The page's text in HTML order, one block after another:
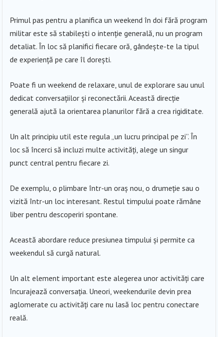
Primul pas pentru a planifica un weekend în doi fără program
militar este să stabilești o intenție generală, nu un program
detaliat. În loc să planifici fiecare oră, gândește-te la tipul
de experiență pe care îl dorești.
Poate fi un weekend de relaxare, unul de explorare sau unul
dedicat conversațiilor și reconectării. Această direcție
generală ajută la orientarea planurilor fără a crea rigiditate.
Un alt principiu util este regula „un lucru principal pe zi”. În
loc să încerci să incluzi multe activități, alege un singur
punct central pentru fiecare zi.
De exemplu, o plimbare într-un oraș nou, o drumeție sau o
vizită într-un loc interesant. Restul timpului poate rămâne
liber pentru descoperiri spontane.
Această abordare reduce presiunea timpului și permite ca
weekendul să curgă natural.
Un alt element important este alegerea unor activități care
încurajează conversația. Uneori, weekendurile devin prea
aglomerate cu activități care nu lasă loc pentru conectare
reală.